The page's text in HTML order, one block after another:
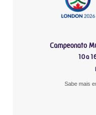
Campeonato
10 a
Sabe mais